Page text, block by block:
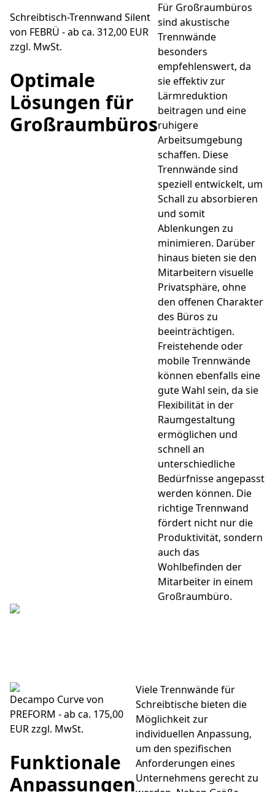
Schreibtisch-Trennwand Silent
von FEBRÜ - ab ca. 312,00 EUR
zzgl. MwSt.
Optimale
Lösungen für
Großraumbüros
Für Großraumbüros
sind akustische
Trennwände
besonders
empfehlenswert, da
sie effektiv zur
Lärmreduktion
beitragen und eine
ruhigere
Arbeitsumgebung
schaffen. Diese
Trennwände sind
speziell entwickelt, um
Schall zu absorbieren
und somit
Ablenkungen zu
minimieren. Darüber
hinaus bieten sie den
Mitarbeitern visuelle
Privatsphäre, ohne
den offenen Charakter
des Büros zu
beeinträchtigen.
Freistehende oder
mobile Trennwände
können ebenfalls eine
gute Wahl sein, da sie
Flexibilität in der
Raumgestaltung
ermöglichen und
schnell an
unterschiedliche
Bedürfnisse angepasst
werden können. Die
richtige Trennwand
fördert nicht nur die
Produktivität, sondern
auch das
Wohlbefinden der
Mitarbeiter in einem
Großraumbüro.
Decampo Curve von
PREFORM - ab ca. 175,00
EUR zzgl. MwSt.
Funktionale
Anpassungen
Viele Trennwände für
Schreibtische bieten die
Möglichkeit zur
individuellen Anpassung,
um den spezifischen
Anforderungen eines
Unternehmens gerecht zu